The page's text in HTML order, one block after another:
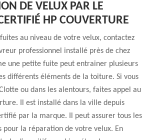
DE VELUX PAR LE
HP COUVERTURE
au niveau de votre velux, contactez
professionnel installé près de chez
une petite fuite peut entrainer plusieurs
différents éléments de la toiture. Si vous
ou dans les alentours, faites appel au
Il est installé dans la ville depuis
par la marque. Il peut assurer tous les
pour la réparation de votre velux. En